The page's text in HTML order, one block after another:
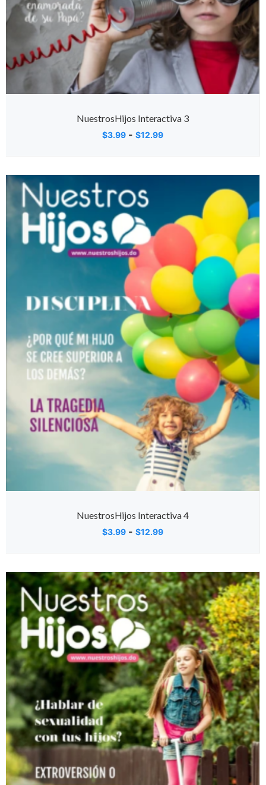
NuestrosHijos Interactiva 3
$3.99 - $12.99
NuestrosHijos Interactiva 4
$3.99 - $12.99